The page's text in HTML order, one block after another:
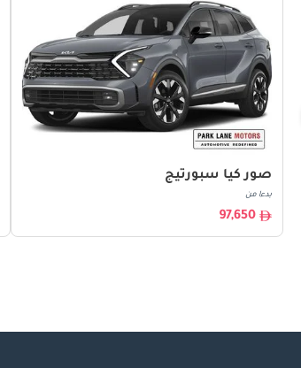
صور كيا سبورتيج
بدءا من
97,650